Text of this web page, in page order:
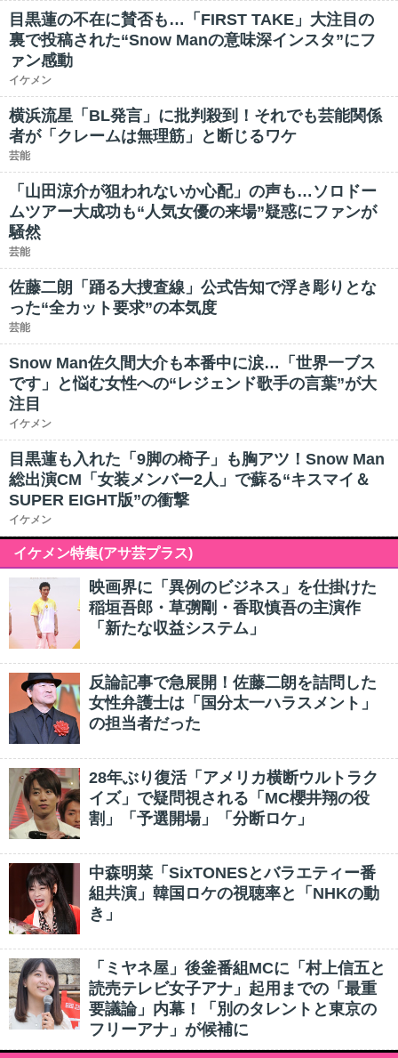
目黒蓮の不在に賛否も…「FIRST TAKE」大注目の
裏で投稿された“Snow Manの意味深インスタ”にフ
ァン感動
イケメン
横浜流星「BL発言」に批判殺到！それでも芸能関係
者が「クレームは無理筋」と断じるワケ
芸能
「山田涼介が狙われないか心配」の声も…ソロドー
ムツアー大成功も“人気女優の来場”疑惑にファンが
騒然
芸能
佐藤二朗「踊る大捜査線」公式告知で浮き彫りとな
った“全カット要求”の本気度
芸能
Snow Man佐久間大介も本番中に涙…「世界一ブス
です」と悩む女性への“レジェンド歌手の言葉”が大
注目
イケメン
目黒蓮も入れた「9脚の椅子」も胸アツ！Snow Man
総出演CM「女装メンバー2人」で蘇る“キスマイ＆
SUPER EIGHT版”の衝撃
イケメン
イケメン特集(アサ芸プラス)
映画界に「異例のビジネス」を仕掛けた
稲垣吾郎・草彅剛・香取慎吾の主演作
「新たな収益システム」
反論記事で急展開！佐藤二朗を詰問した
女性弁護士は「国分太一ハラスメント」
の担当者だった
28年ぶり復活「アメリカ横断ウルトラク
イズ」で疑問視される「MC櫻井翔の役
割」「予選開場」「分断ロケ」
中森明菜「SixTONESとバラエティー番
組共演」韓国ロケの視聴率と「NHKの動
き」
「ミヤネ屋」後釜番組MCに「村上信五と
読売テレビ女子アナ」起用までの「最重
要議論」内幕！「別のタレントと東京の
フリーアナ」が候補に